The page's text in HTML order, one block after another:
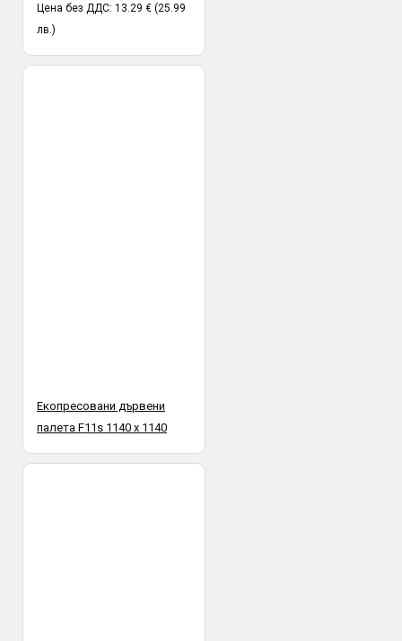
Цена без ДДС: 13.29 € (25.99
лв.)
Екопресовани дървени
палета F11s 1140 х 1140